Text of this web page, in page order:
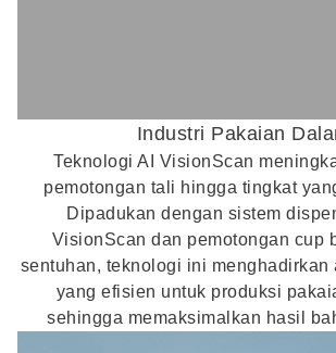
Industri Pakaian
Teknologi AI VisionScan
pemotongan tali hingga tingkat
Dipadukan dengan sistem
VisionScan dan pemotongan cup
sentuhan, teknologi ini menghadirkan
yang efisien untuk produksi
sehingga memaksimalkan hasil